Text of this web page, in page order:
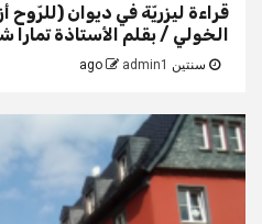
قراءة ليزريّة في ديوان (للرّوح
الخولي / بقلم الأستاذة
سنتين ago admin1